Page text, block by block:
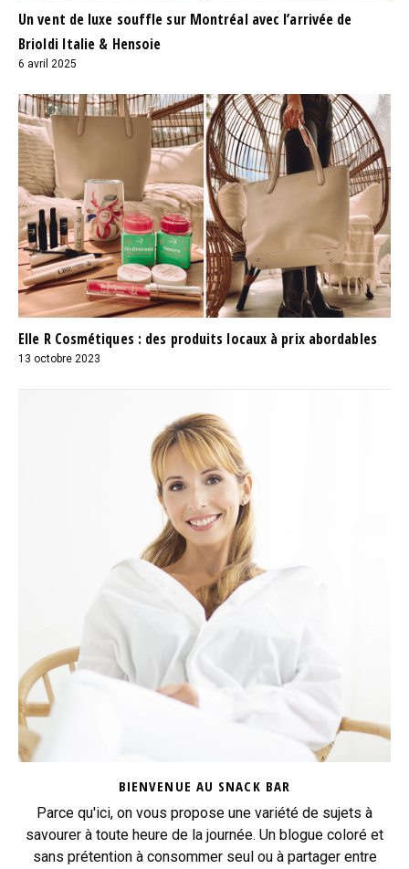
Un vent de luxe souffle sur Montréal avec l’arrivée de
Brioldi Italie & Hensoie
6 avril 2025
Elle R Cosmétiques : des produits locaux à prix abordables
13 octobre 2023
BIENVENUE AU SNACK BAR
Parce qu'ici, on vous propose une variété de sujets à
savourer à toute heure de la journée. Un blogue coloré et
sans prétention à consommer seul ou à partager entre